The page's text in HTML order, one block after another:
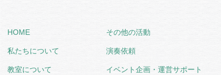
HOME
私たちについて
教室について
その他の活動
演奏依頼
イベント企画・運営サポート